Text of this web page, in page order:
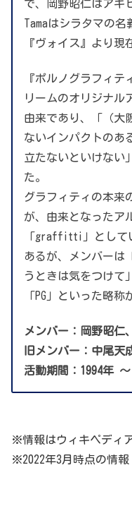
で、岡野昭仁はアキ
Tamaはシラタマの
『ヴォイス』より現
『ポルノグラフィテ
リームのオリジナル
由来であり、「（大
ないインパクトのあ
立たないといけない
た。
グラフィティの本
が、由来となったア
「graffitti」として
あるが、メンバーは
うときは気をつけて
「PG」といった略称
メンバー：岡野昭仁
旧メンバー：中尾天
活動期間：1994年 ～
※情報はウィキペディ
※2022年3月時点の情報